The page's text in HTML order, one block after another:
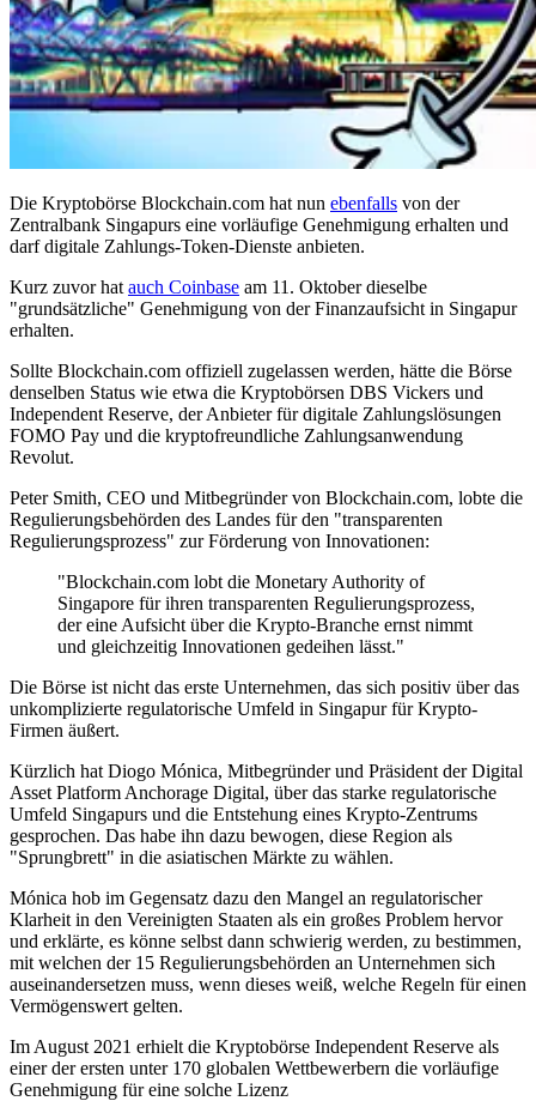
Die Kryptobörse Blockchain.com hat nun ebenfalls von der
Zentralbank Singapurs eine vorläufige Genehmigung erhalten und
darf digitale Zahlungs-Token-Dienste anbieten.
Kurz zuvor hat auch Coinbase am 11. Oktober dieselbe
"grundsätzliche" Genehmigung von der Finanzaufsicht in Singapur
erhalten.
Sollte Blockchain.com offiziell zugelassen werden, hätte die Börse
denselben Status wie etwa die Kryptobörsen DBS Vickers und
Independent Reserve, der Anbieter für digitale Zahlungslösungen
FOMO Pay und die kryptofreundliche Zahlungsanwendung
Revolut.
Peter Smith, CEO und Mitbegründer von Blockchain.com, lobte die
Regulierungsbehörden des Landes für den "transparenten
Regulierungsprozess" zur Förderung von Innovationen:
"Blockchain.com lobt die Monetary Authority of
Singapore für ihren transparenten Regulierungsprozess,
der eine Aufsicht über die Krypto-Branche ernst nimmt
und gleichzeitig Innovationen gedeihen lässt."
Die Börse ist nicht das erste Unternehmen, das sich positiv über das
unkomplizierte regulatorische Umfeld in Singapur für Krypto-
Firmen äußert.
Kürzlich hat Diogo Mónica, Mitbegründer und Präsident der Digital
Asset Platform Anchorage Digital, über das starke regulatorische
Umfeld Singapurs und die Entstehung eines Krypto-Zentrums
gesprochen. Das habe ihn dazu bewogen, diese Region als
"Sprungbrett" in die asiatischen Märkte zu wählen.
Mónica hob im Gegensatz dazu den Mangel an regulatorischer
Klarheit in den Vereinigten Staaten als ein großes Problem hervor
und erklärte, es könne selbst dann schwierig werden, zu bestimmen,
mit welchen der 15 Regulierungsbehörden an Unternehmen sich
auseinandersetzen muss, wenn dieses weiß, welche Regeln für einen
Vermögenswert gelten.
Im August 2021 erhielt die Kryptobörse Independent Reserve als
einer der ersten unter 170 globalen Wettbewerbern die vorläufige
Genehmigung für eine solche Lizenz